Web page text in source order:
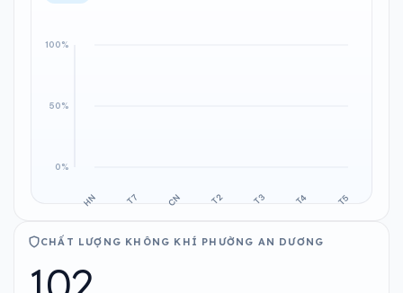
CHẤT LƯỢNG KHÔNG KHÍ PHƯỜNG AN DƯƠNG